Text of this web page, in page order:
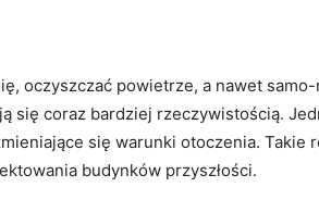
oczyszczać powietrze, a nawet
się coraz bardziej rzeczywistością.
się⁤ warunki otoczenia. Takie
budynków przyszłości.